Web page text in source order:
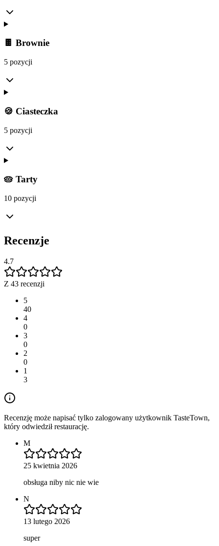
🍫 Brownie
5 pozycji
🍪 Ciasteczka
5 pozycji
🥧 Tarty
10 pozycji
Recenzje
4.7
Z 43 recenzji
5
40
4
0
3
0
2
0
1
3
Recenzję może napisać tylko zalogowany użytkownik TasteTown,
który odwiedził restaurację.
M
25 kwietnia 2026
obsługa niby nic nie wie
N
13 lutego 2026
super